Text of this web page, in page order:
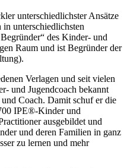
unterschiedlichster Ansätze
unterschiedlichsten
des Kinder- und
Raum und ist Begründer der
Verlagen und seit vielen
und Jugendcoach bekannt
Coach. Damit schuf er die
IPE®-Kinder und
ausgebildet und
und deren Familien in ganz
zu lernen und mehr